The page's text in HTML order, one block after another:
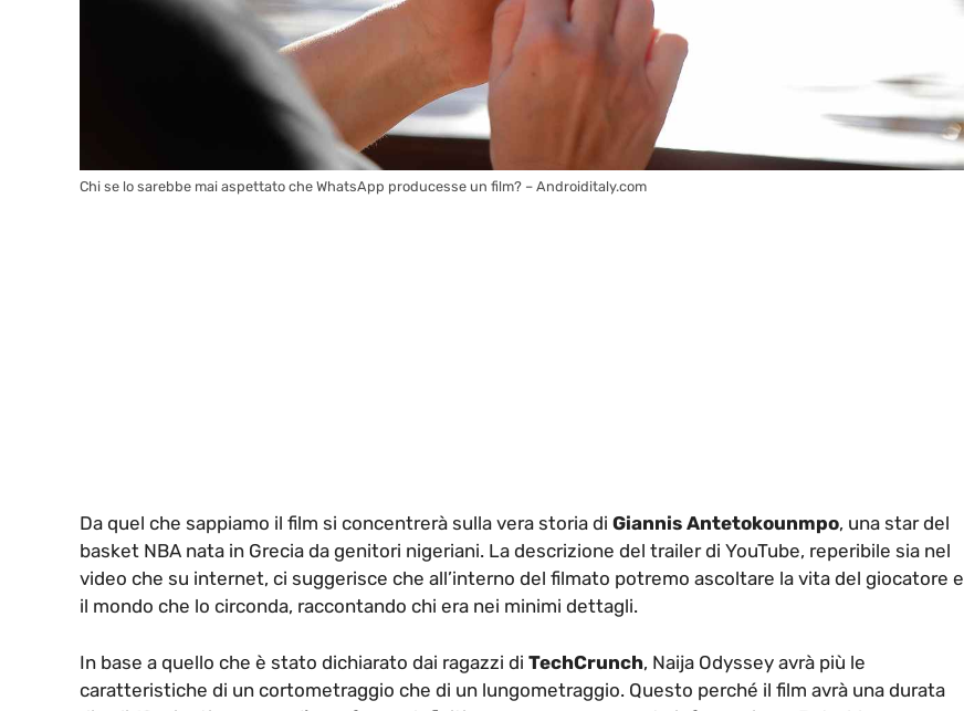
Chi se lo sarebbe mai aspettato che WhatsApp producesse un film? – Androiditaly.com
Da quel che sappiamo il film si concentrerà sulla vera storia di Giannis Antetokounmpo, una star del
basket NBA nata in Grecia da genitori nigeriani. La descrizione del trailer di YouTube, reperibile sia nel
video che su internet, ci suggerisce che all’interno del filmato potremo ascoltare la vita del giocatore e
il mondo che lo circonda, raccontando chi era nei minimi dettagli.
In base a quello che è stato dichiarato dai ragazzi di TechCrunch, Naija Odyssey avrà più le
caratteristiche di un cortometraggio che di un lungometraggio. Questo perché il film avrà una durata